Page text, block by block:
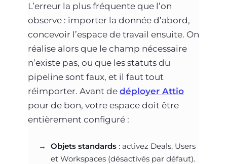
L’erreur la plus fréquente que l’on
observe : importer la donnée d’abord,
concevoir l’espace de travail ensuite. On
réalise alors que le champ nécessaire
n’existe pas, ou que les statuts du
pipeline sont faux, et il faut tout
réimporter. Avant de déployer Attio
pour de bon, votre espace doit être
entièrement configuré :
Objets standards: activez Deals, Users
et Workspaces (désactivés par défaut).